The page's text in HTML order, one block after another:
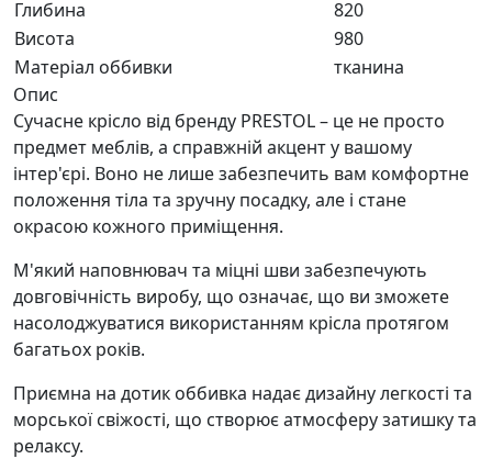
Глибина
820
Висота
980
Матеріал оббивки
тканина
Опис
Сучасне крісло від бренду PRESTOL – це не просто
предмет меблів, а справжній акцент у вашому
інтер'єрі. Воно не лише забезпечить вам комфортне
положення тіла та зручну посадку, але і стане
окрасою кожного приміщення.
М'який наповнювач та міцні шви забезпечують
довговічність виробу, що означає, що ви зможете
насолоджуватися використанням крісла протягом
багатьох років.
Приємна на дотик оббивка надає дизайну легкості та
морської свіжості, що створює атмосферу затишку та
релаксу.